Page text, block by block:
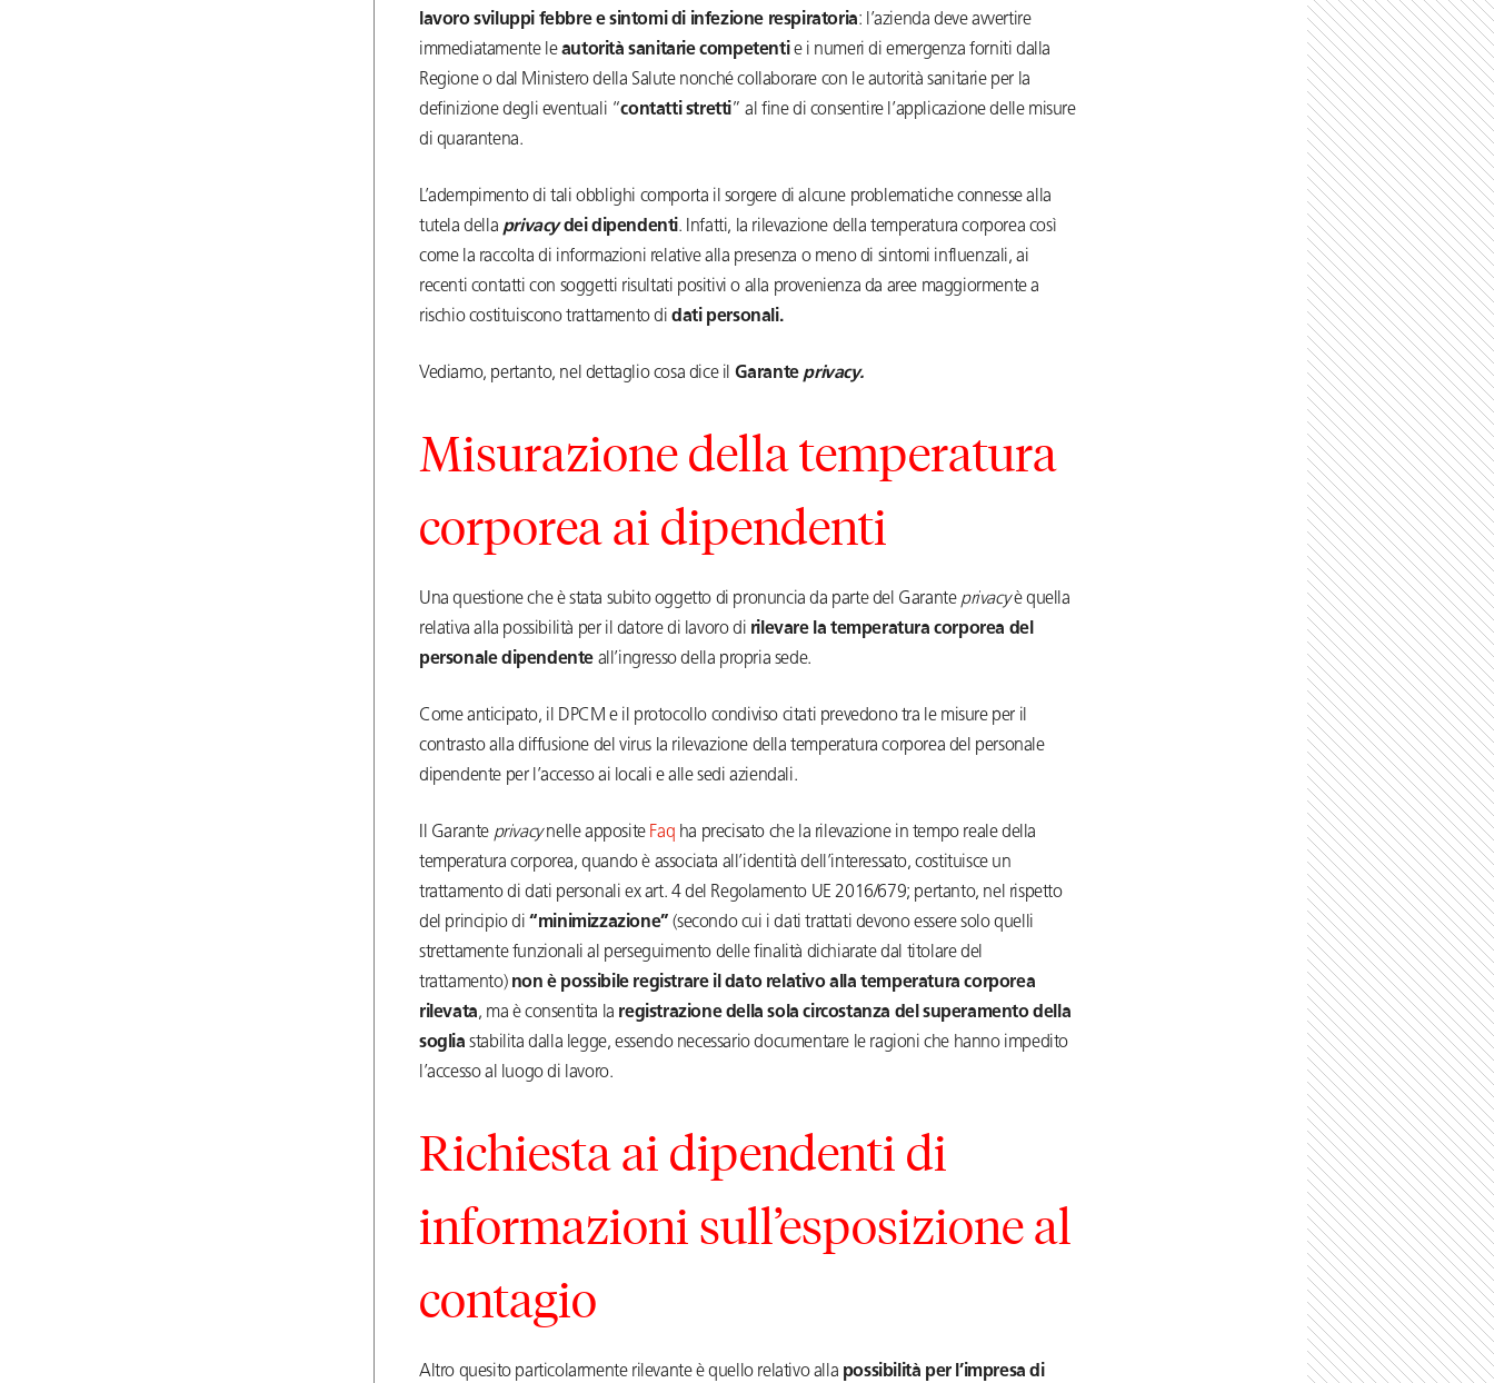
lavoro sviluppi febbre e sintomi di infezione respiratoria: l’azienda deve avvertire
immediatamente leautorità sanitarie competentie i numeri di emergenza forniti dalla
Regione o dal Ministero della Salute nonché collaborare con le autorità sanitarie per la
definizione degli eventuali “contatti stretti” al fine di consentire l’applicazione delle misure
di quarantena.
L’adempimento di tali obblighi comporta il sorgere di alcune problematiche connesse alla
tutela della privacydei dipendenti. Infatti, la rilevazione della temperatura corporea così
come la raccolta di informazioni relative alla presenza o meno di sintomi influenzali, ai
recenti contatti con soggetti risultati positivi o alla provenienza da aree maggiormente a
rischio costituiscono trattamento didati personali.
Vediamo, pertanto, nel dettaglio cosa dice il Garante privacy.
Misurazione della temperatura
corporea ai dipendenti
Una questione che è stata subito oggetto di pronuncia da parte del Garante privacyè quella
relativa alla possibilità per il datore di lavoro di rilevare la temperatura corporea del
personale dipendente all’ingresso della propria sede.
Come anticipato, il DPCM e il protocollo condiviso citati prevedono tra le misure per il
contrasto alla diffusione del virus la rilevazione della temperatura corporea del personale
dipendente per l’accesso ai locali e alle sedi aziendali.
Il Garante privacynelle apposite Faq ha precisato che la rilevazione in tempo reale della
temperatura corporea, quando è associata all’identità dell’interessato, costituisce un
trattamento di dati personali ex art. 4 del Regolamento UE 2016/679; pertanto, nel rispetto
del principio di“minimizzazione” (secondo cui i dati trattati devono essere solo quelli
strettamente funzionali al perseguimento delle finalità dichiarate dal titolare del
trattamento) non è possibile registrare il dato relativo alla temperatura corporea
rilevata, ma è consentita la registrazione della sola circostanza del superamento della
sogliastabilita dalla legge, essendo necessario documentare le ragioni che hanno impedito
l’accesso al luogo di lavoro.
Richiesta ai dipendenti di
informazioni sull’esposizione al
contagio
Altro quesito particolarmente rilevante è quello relativo alla possibilità per l’impresa di